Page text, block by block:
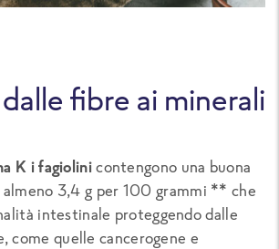
fibre ai minerali
K i fagiolinicontengono una buona
almeno 3,4 g per 100 grammi ** che
intestinale proteggendo dalle
come quelle cancerogene e